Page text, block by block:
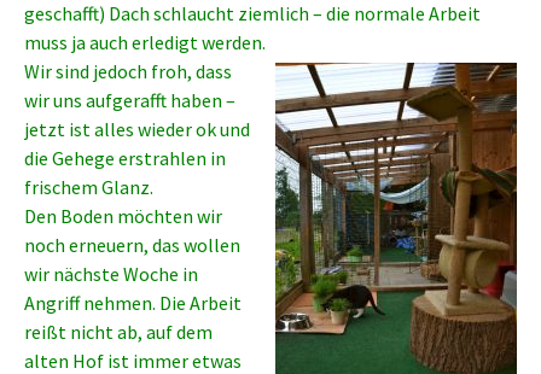
geschafft) Dach schlaucht ziemlich – die normale Arbeit
muss ja auch erledigt werden.
Wir sind jedoch froh, dass
wir uns aufgerafft haben –
jetzt ist alles wieder ok und
die Gehege erstrahlen in
frischem Glanz.
Den Boden möchten wir
noch erneuern, das wollen
wir nächste Woche in
Angriff nehmen. Die Arbeit
reißt nicht ab, auf dem
alten Hof ist immer etwas